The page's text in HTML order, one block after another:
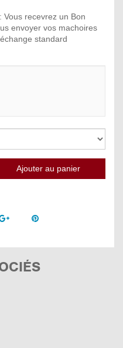
Vous recevrez un Bon
envoyer vos machoires
standard
Google +Pinterest